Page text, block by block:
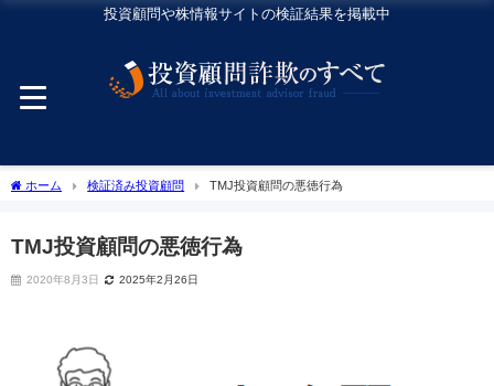
投資顧問や株情報サイトの検証結果を掲載中
ホーム 検証済み投資顧問 TMJ投資顧問の悪徳行為
TMJ投資顧問の悪徳行為
2020年8月3日 2025年2月26日